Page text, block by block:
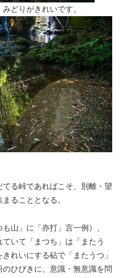
どりがきれいです。
る峠であればこそ、別離・望
ることとなる。
山」に「亦打」言一例）、
ていて「まつち」は「またう
れいにする砧で「またうつ」
ひびきに、意識・無意識を問